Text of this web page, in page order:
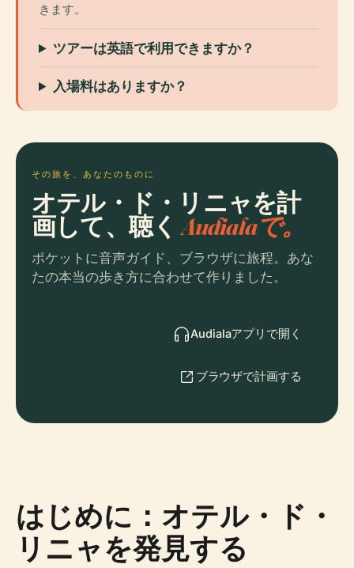
きます。
ツアーは英語で利用できますか？
入場料はありますか？
その旅を、あなたのものに
オテル・ド・リニャを計
画して、聴くAudialaで。
ポケットに音声ガイド、ブラウザに旅程。あな
たの本当の歩き方に合わせて作りました。
Audialaアプリで開く
ブラウザで計画する
はじめに：オテル・ド・
リニャを発見する